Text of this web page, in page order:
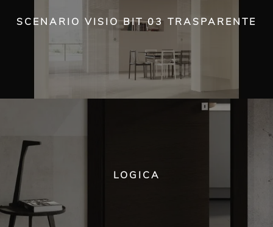
SCENARIO VISIO BIT 03 TRASPARENTE
LOGICA